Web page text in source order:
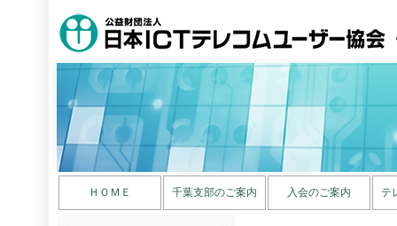
ＨＯＭＥ 千葉支部のご案内 入会のご案内 テ